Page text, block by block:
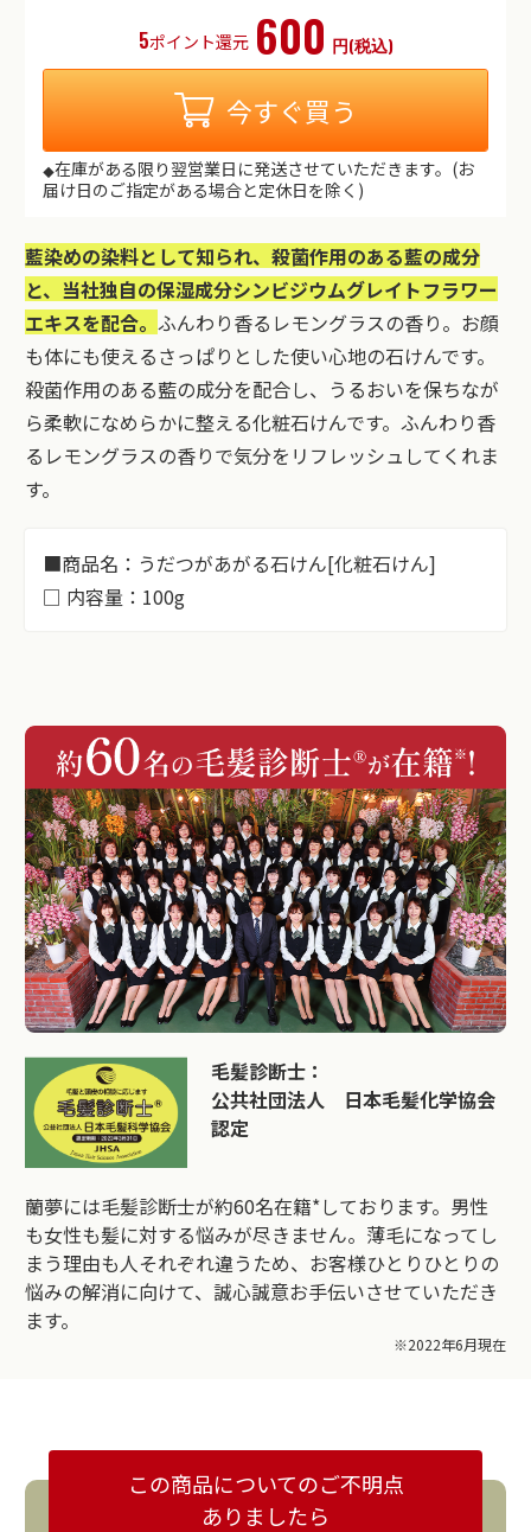
5ポイント還元 600 円(税込)
今すぐ買う
◆在庫がある限り翌営業日に発送させていただきます。(お
届け日のご指定がある場合と定休日を除く)
藍染めの染料として知られ、殺菌作用のある藍の成分
と、当社独自の保湿成分シンビジウムグレイトフラワー
エキスを配合。 ふんわり香るレモングラスの香り。お顔
も体にも使えるさっぱりとした使い心地の石けんです。
殺菌作用のある藍の成分を配合し、うるおいを保ちなが
ら柔軟になめらかに整える化粧石けんです。ふんわり香
るレモングラスの香りで気分をリフレッシュしてくれま
す。
■商品名：うだつがあがる石けん[化粧石けん]
□ 内容量：100g
毛髪診断士：
公共社団法人 日本毛髪化学協会
認定
蘭夢には毛髪診断士が約60名在籍*しております。男性
も女性も髪に対する悩みが尽きません。薄毛になってし
まう理由も人それぞれ違うため、お客様ひとりひとりの
悩みの解消に向けて、誠心誠意お手伝いさせていただき
ます。
※2022年6月現在
この商品についてのご不明点
ありましたら